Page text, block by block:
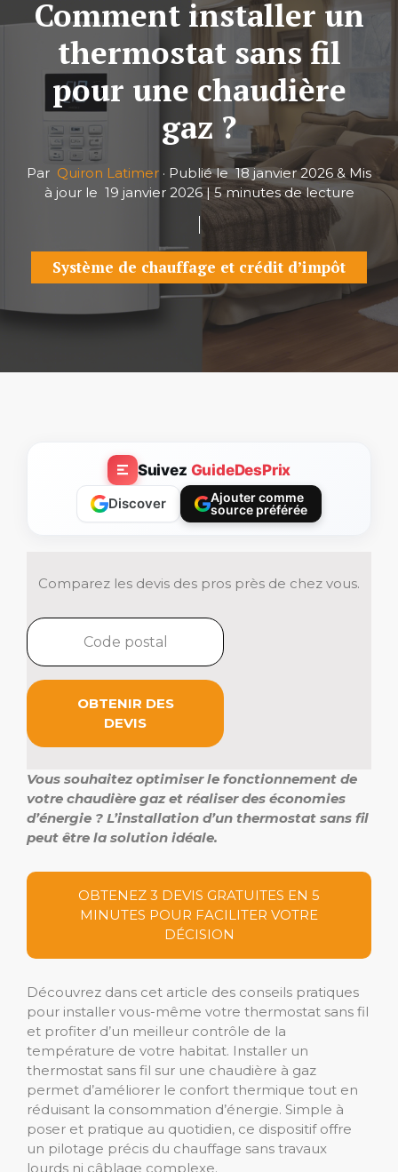
Comment installer un
thermostat sans fil
pour une chaudière
gaz ?
Par Quiron Latimer · Publié le18 janvier 2026 & Mis
à jour le 19 janvier 2026| 5 minutes de lecture
Système de chauffage et crédit d’impôt
Suivez GuideDesPrix
Discover
Ajouter comme
source préférée
Comparez les devis des pros près de chez vous.
OBTENIR DES
DEVIS
Vous souhaitez optimiser le fonctionnement de
votre chaudière gaz et réaliser des économies
d’énergie ? L’installation d’un thermostat sans fil
peut être la solution idéale.
OBTENEZ 3 DEVIS GRATUITES EN 5
MINUTES POUR FACILITER VOTRE
DÉCISION
Découvrez dans cet article des conseils pratiques
pour installer vous-même votre thermostat sans fil
et profiter d’un meilleur contrôle de la
température de votre habitat. Installer un
thermostat sans fil sur une chaudière à gaz
permet d’améliorer le confort thermique tout en
réduisant la consommation d’énergie. Simple à
poser et pratique au quotidien, ce dispositif offre
un pilotage précis du chauffage sans travaux
lourds ni câblage complexe.